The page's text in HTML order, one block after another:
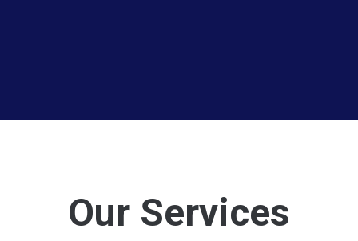
Our Services